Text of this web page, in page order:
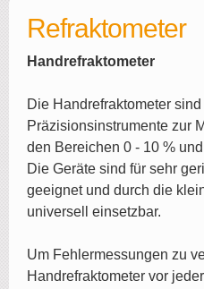
Refraktometer
Handrefraktometer
Die Handrefraktometer
Präzisionsinstrumente zur
den Bereichen 0 - 10 %
Die Geräte sind für sehr
geeignet und durch die
universell einsetzbar.
Um Fehlermessungen zu
Handrefraktometer vor jeder